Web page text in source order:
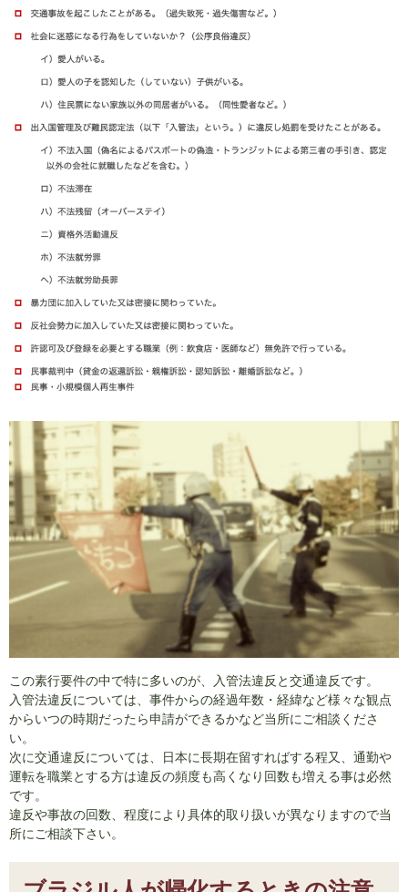
この素行要件の中で特に多いのが、入管法違反と交通違反です。
入管法違反については、事件からの経過年数・経緯など様々な観点
からいつの時期だったら申請ができるかなど当所にご相談くださ
い。
次に交通違反については、日本に長期在留すればする程又、通勤や
運転を職業とする方は違反の頻度も高くなり回数も増える事は必然
です。
違反や事故の回数、程度により具体的取り扱いが異なりますので当
所にご相談下さい。